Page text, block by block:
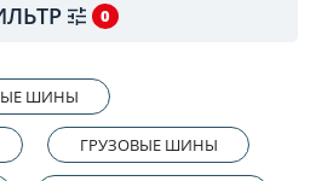
0
ШИНЫ
ГРУЗОВЫЕ ШИНЫ